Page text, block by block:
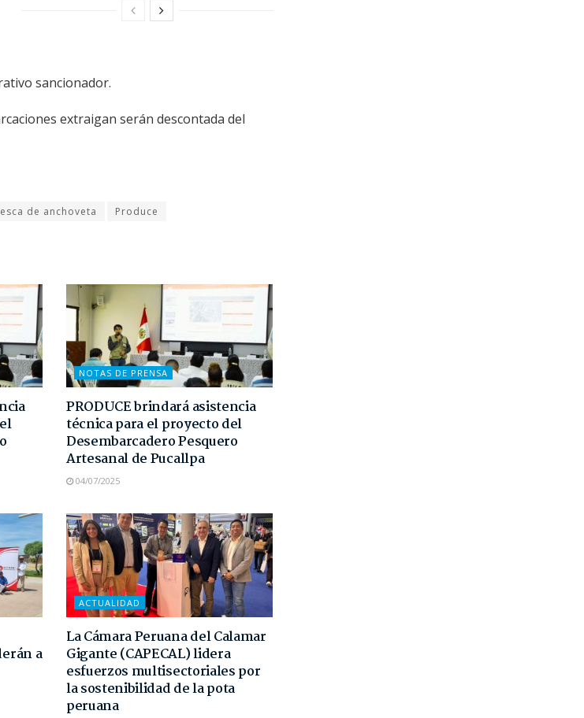
sancionador.
extraigan serán descontada del
de anchoveta Produce
NOTAS DE PRENSA
PRODUCE brindará asistencia
técnica para el proyecto del
Desembarcadero Pesquero
Artesanal de Pucallpa
04/07/2025
a
ACTUALIDAD
La Cámara Peruana del Calamar
Gigante (CAPECAL) lidera
esfuerzos multisectoriales por
la sostenibilidad de la pota
peruana